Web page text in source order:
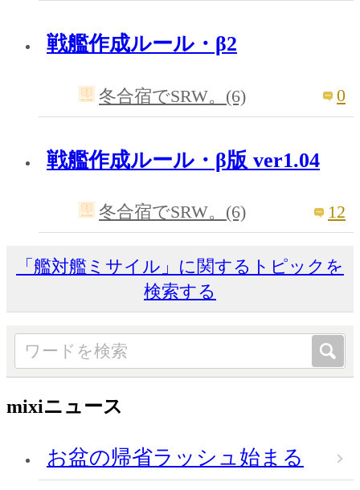
戦艦作成ルール・β2
冬合宿でSRW。(6) 0
戦艦作成ルール・β版 ver1.04
冬合宿でSRW。(6) 12
「艦対艦ミサイル」に関するトピックを
検索する
mixiニュース
お盆の帰省ラッシュ始まる